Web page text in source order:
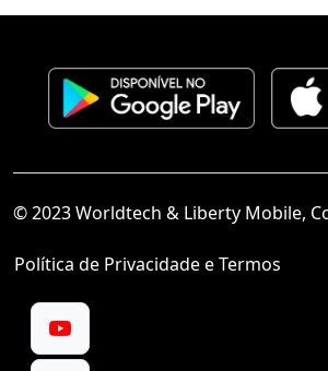
© 2023 Worldtech & Liberty Mobile,
Política de Privacidade e Termos